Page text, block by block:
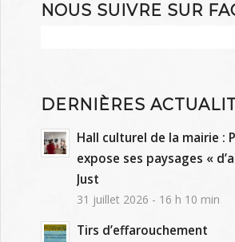
NOUS SUIVRE SUR
DERNIÈRES
Hall culturel de la mairie :
expose ses paysages «
Just
31 juillet 2026 - 16 h 10 min
Tirs d’effarouchement